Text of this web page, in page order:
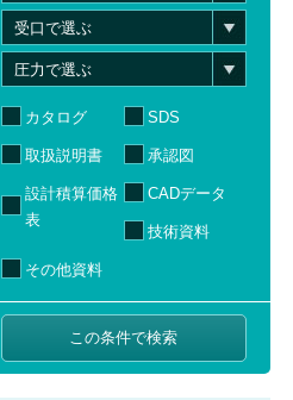
カタログ SDS
取扱説明書 承認図
設計積算価格
表
CADデータ
技術資料
その他資料